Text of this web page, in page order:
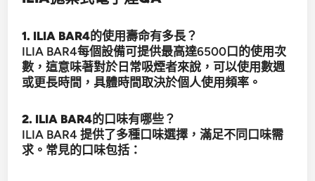
1. ILIA BAR4的使用壽命有多長？
ILIA BAR4每個設備可提供最高達6500口的使用次
數，這意味著對於日常吸煙者來說，可以使用數週
或更長時間，具體時間取決於個人使用頻率。
2. ILIA BAR4的口味有哪些？
ILIA BAR4 提供了多種口味選擇，滿足不同口味需
求。常見的口味包括：